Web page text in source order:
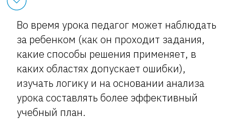
Во время урока педагог может наблюдать
за ребенком (как он проходит задания,
какие способы решения применяет, в
каких областях допускает ошибки),
изучать логику и на основании анализа
урока составлять более эффективный
учебный план.